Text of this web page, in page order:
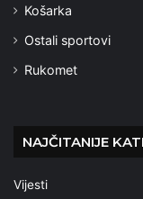
Košarka
Ostali sportovi
Rukomet
NAJČITANIJE
Vijesti